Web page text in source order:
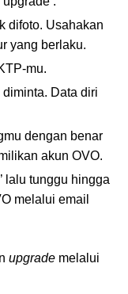
difoto. Usahakan
yang berlaku.
mu.
Data diri
dengan benar
akun OVO.
lalu tunggu hingga
melalui email
upgrade melalui